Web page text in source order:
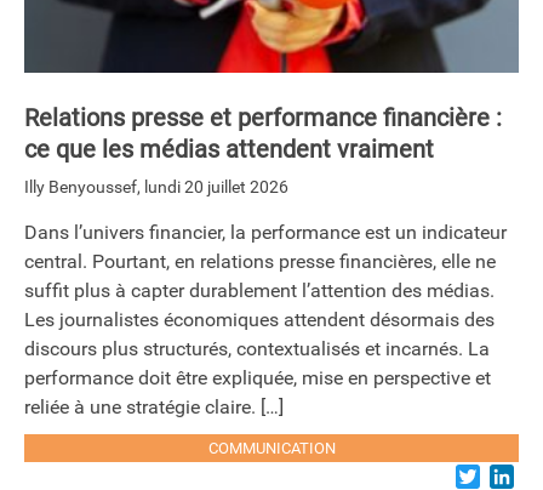
Relations presse et performance financière :
ce que les médias attendent vraiment
Illy Benyoussef, lundi 20 juillet 2026
Dans l’univers financier, la performance est un indicateur
central. Pourtant, en relations presse financières, elle ne
suffit plus à capter durablement l’attention des médias.
Les journalistes économiques attendent désormais des
discours plus structurés, contextualisés et incarnés. La
performance doit être expliquée, mise en perspective et
reliée à une stratégie claire. […]
COMMUNICATION
Twitter